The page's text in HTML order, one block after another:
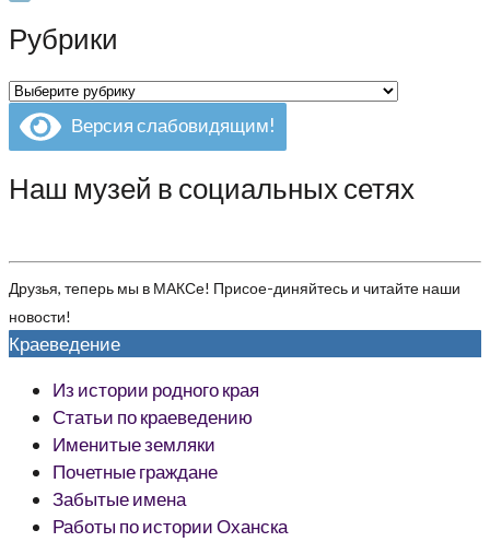
Рубрики
Рубрики
Версия слабовидящим!
Наш музей в социальных сетях
Друзья, теперь мы в МАКСе! Присое-диняйтесь и читайте наши
новости!
Краеведение
Из истории родного края
Статьи по краеведению
Именитые земляки
Почетные граждане
Забытые имена
Работы по истории Оханска